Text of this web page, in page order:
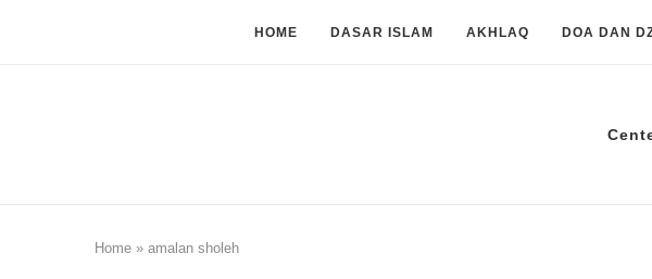
HOME DASAR ISLAM AKHLAQ DOA DAN
Home » amalan sholeh